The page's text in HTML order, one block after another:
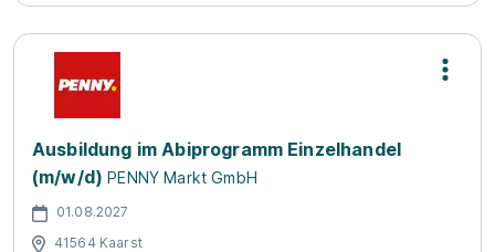
Ausbildung im Abiprogramm Einzelhandel
(m/w/d) PENNY Markt GmbH
01.08.2027
41564 Kaarst